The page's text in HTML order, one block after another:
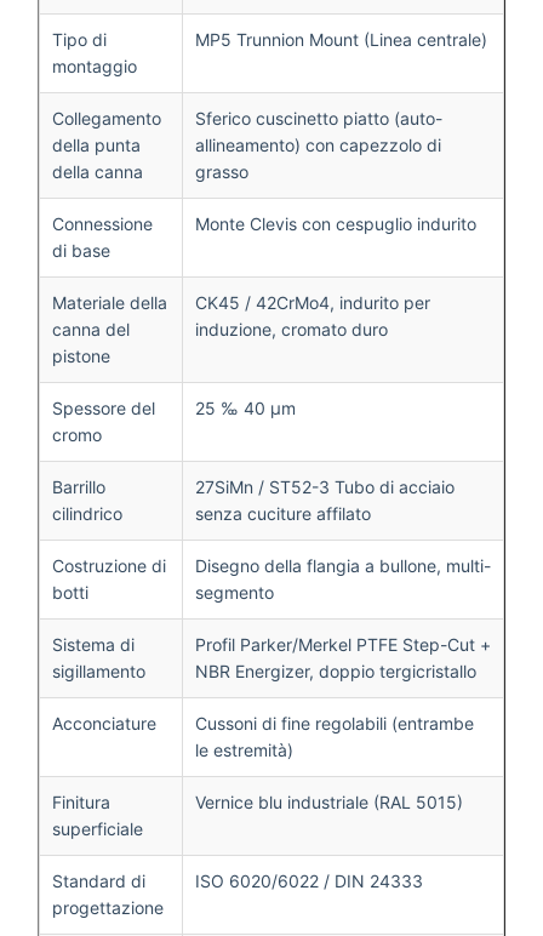
Tipo di
montaggio
MP5 Trunnion Mount (Linea centrale)
Collegamento
della punta
della canna
Sferico cuscinetto piatto (auto-
allineamento) con capezzolo di
grasso
Connessione
di base
Monte Clevis con cespuglio indurito
Materiale della
canna del
pistone
CK45 / 42CrMo4, indurito per
induzione, cromato duro
Spessore del
cromo
25 ‰ 40 μm
Barrillo
cilindrico
27SiMn / ST52-3 Tubo di acciaio
senza cuciture affilato
Costruzione di
botti
Disegno della flangia a bullone, multi-
segmento
Sistema di
sigillamento
Profil Parker/Merkel PTFE Step-Cut +
NBR Energizer, doppio tergicristallo
Acconciature
Cussoni di fine regolabili (entrambe
le estremità)
Finitura
superficiale
Vernice blu industriale (RAL 5015)
Standard di
progettazione
ISO 6020/6022 / DIN 24333